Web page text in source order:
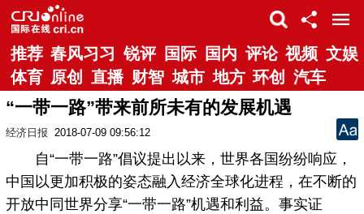
推荐 春风习习 锐评 国际 国内 评论 视频 文娱
体育 原创 直播 财智 城市 地方 环创 汽车
“一带一路”带来前所未有的发展机遇
经济日报 2018-07-09 09:56:12
自“一带一路”倡议提出以来，世界各国纷纷响应，
中国以更加积极的姿态融入经济全球化进程，在不断的
开放中同世界分享“一带一路”机遇和利益。事实证